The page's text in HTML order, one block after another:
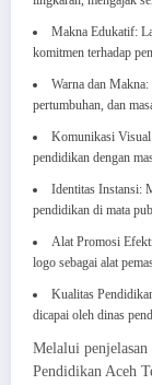
Makna Edukatif:
komitmen terhadap
Warna dan
pertumbuhan, dan
Komunikasi
pendidikan dengan
Identitas Instansi:
pendidikan di mata
Alat Promosi
logo sebagai alat
Kualitas
dicapai oleh dinas
Melalui
Pendidikan Aceh